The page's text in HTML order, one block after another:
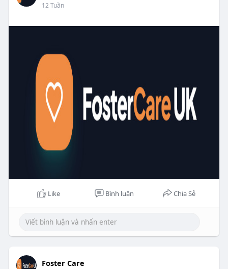
12 Tuần
Like Bình luận Chia Sẻ
Foster Care